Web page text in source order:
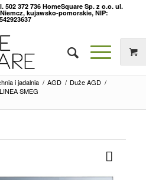
372 736 HomeSquare Sp. z o.o. ul.
kujawsko-pomorskie, NIP:
i jadalnia / AGD / Duże AGD /
SMEG